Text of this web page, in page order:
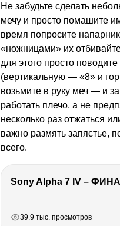
Не забудьте сделать
мечу и просто помашите
время попросите
«ножницами» их
для этого просто
(вертикальную — «8» и
возьмите в руку меч — и
работать плечо, а не
несколько раз отжаться
важно размять запястье,
всего.
Sony Alpha 7 IV –
39.9 тыс. просмотров